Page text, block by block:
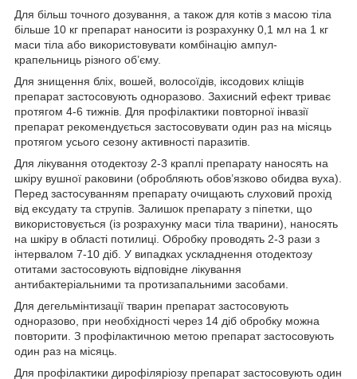
Для більш точного дозування, а також для котів з масою тіла
більше 10 кг препарат наносити із розрахунку 0,1 мл на 1 кг
маси тіла або використовувати комбінацію ампул-
крапельниць різного об’єму.
Для знищення бліх, вошей, волосоїдів, іксодових кліщів
препарат застосовують одноразово. Захисний ефект триває
протягом 4-6 тижнів. Для профілактики повторної інвазії
препарат рекомендується застосовувати один раз на місяць
протягом усього сезону активності паразитів.
Для лікування отодектозу 2-3 краплі препарату наносять на
шкіру вушної раковини (обробляють обов’язково обидва вуха).
Перед застосуванням препарату очищають слуховий прохід
від ексудату та струпів. Залишок препарату з піпетки, що
використовується (із розрахунку маси тіла тварини), наносять
на шкіру в області потилиці. Обробку проводять 2-3 рази з
інтервалом 7-10 діб. У випадках ускладнення отодектозу
отитами застосовують відповідне лікування
антибактеріальними та протизапальними засобами.
Для дегельмінтизації тварин препарат застосовують
одноразово, при необхідності через 14 діб обробку можна
повторити. З профілактичною метою препарат застосовують
один раз на місяць.
Для профілактики дирофіляріозу препарат застосовують один